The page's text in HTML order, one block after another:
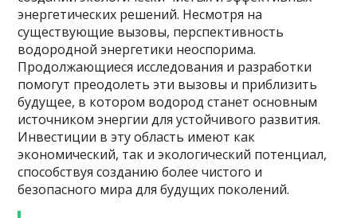
энергетических решений. Несмотря на
существующие вызовы, перспективность
водородной энергетики неоспорима.
Продолжающиеся исследования и разработки
помогут преодолеть эти вызовы и приблизить
будущее, в котором водород станет основным
источником энергии для устойчивого развития.
Инвестиции в эту область имеют как
экономический, так и экологический потенциал,
способствуя созданию более чистого и
безопасного мира для будущих поколений.